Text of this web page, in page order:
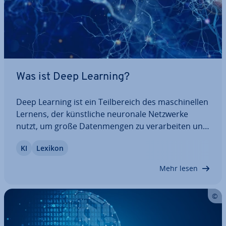
Was ist Deep Learning?
Deep Learning ist ein Teil­be­reich des ma­schi­nel­len
Lernens, der künst­li­che neuronale Netzwerke
nutzt, um große Da­ten­men­gen zu ver­ar­bei­ten und
Maschinen, durch mehrere Schichten von neu­ro­
KI Lexikon
Mehr lesen